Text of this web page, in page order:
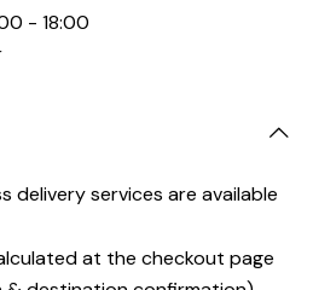
- 18:00
delivery services are available
at the checkout page